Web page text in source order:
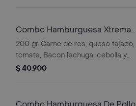
Combo Hamburguesa Xtrema
Rappi
200 gr Carne de res, queso tajado,
tomate, Bacon lechuga, cebolla y
salsas + gaseosa pet 400 mL
$ 40.900